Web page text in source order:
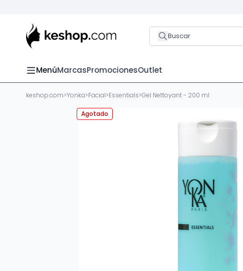
Buscar
MenúMarcasPromocionesOutlet
keshop.com>Yonka>Facial>Essentials>Gel Nettoyant - 200 ml
Agotado